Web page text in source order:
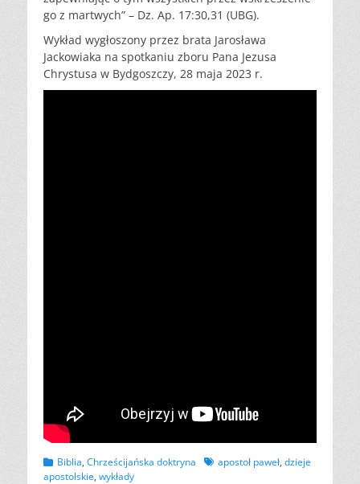
go z martwych” – Dz. Ap. 17:30,31 (UBG).
Wykład wygłoszony przez brata Jarosława
Jackowiaka na spotkaniu zboru Pana Jezusa
Chrystusa w Bydgoszczy, 28 maja 2023 r.
Kategorii
Biblia, Chrześcijańska doktryna Tagówapostoł paweł, dzieje
apostolskie, wykłady